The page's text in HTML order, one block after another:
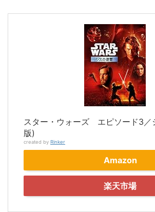
スター・ウォーズ エピソード3／
版)
created by Rinker
Amazon
楽天市場